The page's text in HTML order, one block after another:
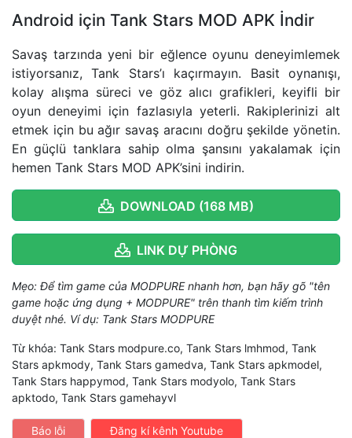
Android için Tank Stars MOD APK İndir
Savaş tarzında yeni bir eğlence oyunu deneyimlemek
istiyorsanız, Tank Stars’ı kaçırmayın. Basit oynanışı,
kolay alışma süreci ve göz alıcı grafikleri, keyifli bir
oyun deneyimi için fazlasıyla yeterli. Rakiplerinizi alt
etmek için bu ağır savaş aracını doğru şekilde yönetin.
En güçlü tanklara sahip olma şansını yakalamak için
hemen Tank Stars MOD APK’sini indirin.
DOWNLOAD (168 MB)
LINK DỰ PHÒNG
Mẹo: Để tìm game của MODPURE nhanh hơn, bạn hãy gõ "tên
game hoặc ứng dụng + MODPURE" trên thanh tìm kiếm trình
duyệt nhé. Ví dụ: Tank Stars MODPURE
Từ khóa: Tank Stars modpure.co, Tank Stars lmhmod, Tank
Stars apkmody, Tank Stars gamedva, Tank Stars apkmodel,
Tank Stars happymod, Tank Stars modyolo, Tank Stars
apktodo, Tank Stars gamehayvl
Báo lỗi Đăng kí kênh Youtube